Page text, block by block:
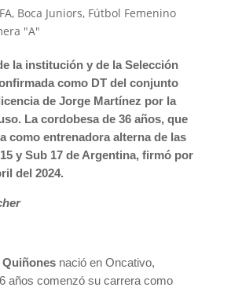
, Boca Juniors, Fútbol Femenino
"A"
la institución y de la Selección
como DT del conjunto
de Jorge Martínez por la
La cordobesa de 36 años, que
como entrenadora alterna de las
y Sub 17 de Argentina, firmó por
del 2024.
nació en Oncativo,
años comenzó su carrera como